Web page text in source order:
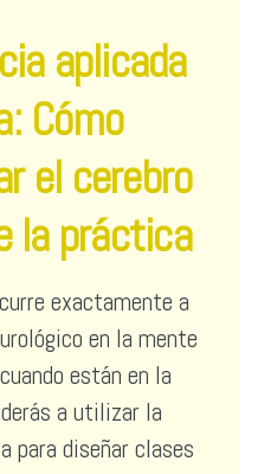
aplicada
Cómo
el cerebro
la práctica
exactamente a
en la mente
están en la
a utilizar la
para diseñar clases